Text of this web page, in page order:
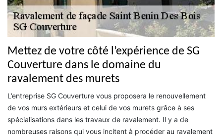
Mettez de votre côté l’expérience de SG
Couverture dans le domaine du
ravalement des murets
L’entreprise SG Couverture vous proposera le renouvellement
de vos murs extérieurs et celui de vos murets grâce à ses
spécialisations dans les travaux de ravalement. Il y a de
nombreuses raisons qui vous incitent à procéder au ravalement